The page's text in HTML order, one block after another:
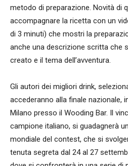
metodo di preparazione. Novità di
accompagnare la ricetta con un
di 3 minuti) che mostri la
anche una descrizione scritta che
creato e il tema dell’avventura.
Gli autori dei migliori drink,
accederanno alla finale nazionale,
Milano presso il Wooding Bar. Il
campione italiano, si guadagnerà
mondiale del contest, che si
tenuta segreta dal 24 al 27